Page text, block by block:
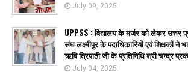
July 09, 2025
UPPSS : विद्यालय के मर्जर को लेकर उत्तर
संघ लक्ष्मीपुर के पदाधिकारियों एवं शिक्षकों ने
ऋषि त्रिपाठी जी के प्रतिनिधि श्री चन्द्र
July 04, 2025